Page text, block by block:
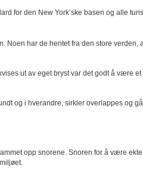
for den New York’ske basen og alle
har de hentet fra den store
ut av eget bryst var det godt å være
og i hverandre, sirkler overlappes og
opp snorene. Snoren for å være